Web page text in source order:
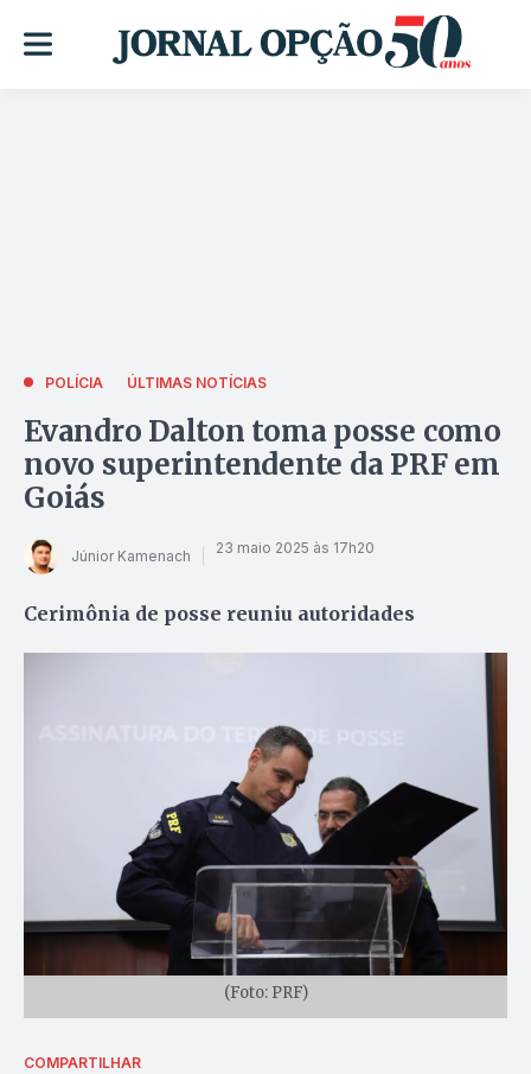
POLÍCIA ÚLTIMAS NOTÍCIAS
Evandro Dalton toma posse como
novo superintendente da PRF em
Goiás
Júnior Kamenach 23 maio 2025 às 17h20
Cerimônia de posse reuniu autoridades
(Foto: PRF)
COMPARTILHAR